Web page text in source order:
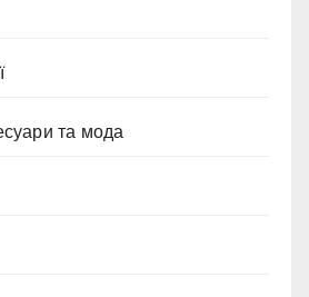
та мода